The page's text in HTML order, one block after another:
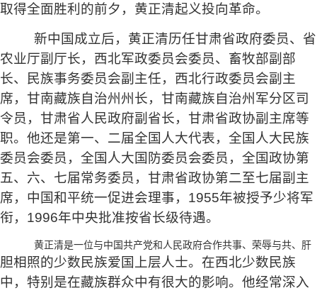
取得全面胜利的前夕，黄正清起义投向革命。
新中国成立后，黄正清历任甘肃省政府委员、省
农业厅副厅长，西北军政委员会委员、畜牧部副部
长、民族事务委员会副主任，西北行政委员会副主
席，甘南藏族自治州州长，甘南藏族自治州军分区司
令员，甘肃省人民政府副省长，甘肃省政协副主席等
职。他还是第一、二届全国人大代表，全国人大民族
委员会委员，全国人大国防委员会委员，全国政协第
五、六、七届常务委员，甘肃省政协第二至七届副主
席，中国和平统一促进会理事， 1955年被授予少将军
衔， 1996年中央批准按省长级待遇。
黄正清是一位与中国共产党和人民政府合作共事、荣辱与共、肝
胆相照的少数民族爱国上层人士。在西北少数民族
中，特别是在藏族群众中有很大的影响。他经常深入